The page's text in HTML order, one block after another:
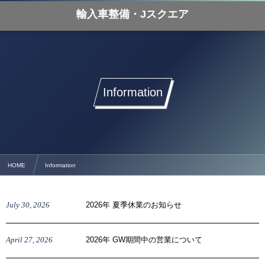
輸入車整備・Jスクエア
Information
HOME Information
July 30 2026 2026年 夏季休業のお知らせ
April 27 2026 2026年 GW期間中の営業について